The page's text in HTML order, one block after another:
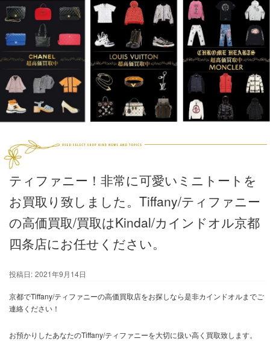
ティファニー！非常に可愛いミニトートを
お買取り致しました。Tiffany/ティファニー
の高価買取/買取はKindal/カインドオル京都
四条店にお任せください。
投稿日: 2021年9月14日
京都でTiffany/ティファニーの高価買取店をお探しなら是非カインドオルまでご
連絡ください！
お預かりしたあなたのTiffany/ティファニーを大切に扱い高く買取致します。